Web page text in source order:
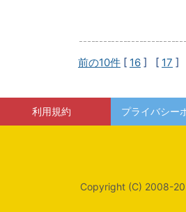
前の10件 [ 16 ] [ 17 ]
利用規約 プライバシー
Copyright (C) 2008-